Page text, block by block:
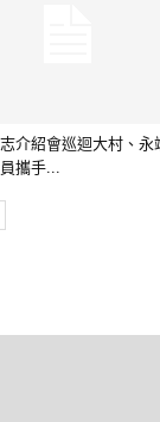
介紹會巡迴大村、永
攜手...